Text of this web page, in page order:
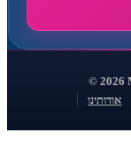
אודותינו